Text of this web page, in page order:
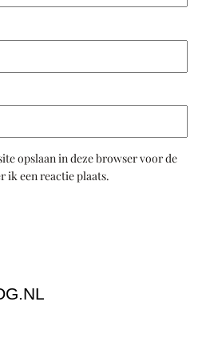
opslaan in deze browser voor de
ik een reactie plaats.